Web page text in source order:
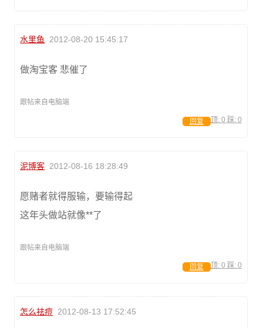
水里鱼 2012-08-20 15:45:17
做淘宝客 悲催了
跟帖来自电脑端
顶: 0 踩: 0
回复
泥博客 2012-08-16 18:28:49
愿赌者就得服输，要输得起
这年头做站就像**了
跟帖来自电脑端
顶: 0 踩: 0
回复
怎么祛痘 2012-08-13 17:52:45